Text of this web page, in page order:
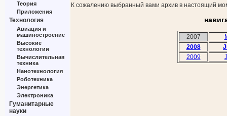
Теория
Приложения
Технология
Авиация и
машиностроение
Высокие
технологии
Вычислительная
техника
Нанотехнология
Роботехника
Энергетика
Электроника
Гуманитарные
науки
К сожалению выбранный вами архив в настоящий
2007
2008
2009